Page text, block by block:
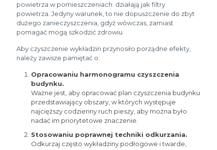
powietrza w pomieszczeniach: działają jak filtry
powietrza. Jedyny warunek, to nie dopuszczenie do zbyt
dużego zanieczyszczenia, gdyż wówczas, zamiast
pomagać mogą szkodzić zdrowiu.
Aby czyszczenie wykładzin przynosiło porządne efekty,
należy zawsze pamiętać o:
Opracowaniu harmonogramu czyszczenia
budynku.
Ważne jest, aby opracować plan czyszczenia budynku
przedstawiający obszary, w których występuje
najcięższy codzienny ruch pieszy, aby można było
nadać im priorytetowe znaczenie.
Stosowaniu poprawnej techniki odkurzania.
Odkurzaj często wykładziny podłogowe i twarde,